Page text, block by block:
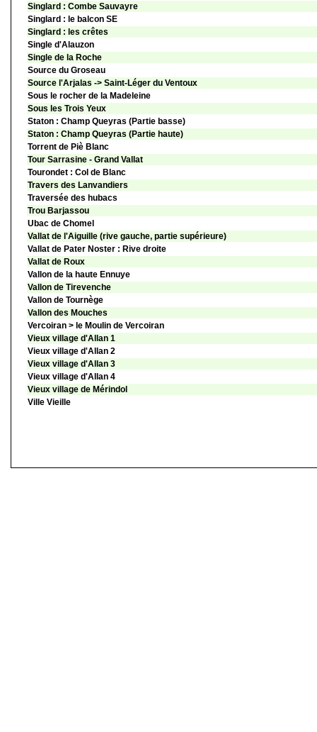
Singlard : Combe Sauvayre
Singlard : le balcon SE
Singlard : les crêtes
Single d'Alauzon
Single de la Roche
Source du Groseau
Source l'Arjalas -> Saint-Léger du Ventoux
Sous le rocher de la Madeleine
Sous les Trois Yeux
Staton : Champ Queyras (Partie basse)
Staton : Champ Queyras (Partie haute)
Torrent de Piè Blanc
Tour Sarrasine - Grand Vallat
Tourondet : Col de Blanc
Travers des Lanvandiers
Traversée des hubacs
Trou Barjassou
Ubac de Chomel
Vallat de l'Aiguille (rive gauche, partie supérieure)
Vallat de Pater Noster : Rive droite
Vallat de Roux
Vallon de la haute Ennuye
Vallon de Tirevenche
Vallon de Tournège
Vallon des Mouches
Vercoiran > le Moulin de Vercoiran
Vieux village d'Allan 1
Vieux village d'Allan 2
Vieux village d'Allan 3
Vieux village d'Allan 4
Vieux village de Mérindol
Ville Vieille